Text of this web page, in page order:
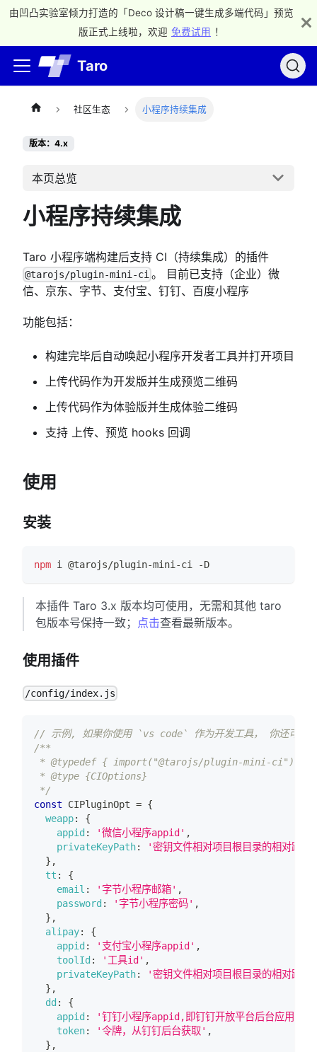
由凹凸实验室倾力打造的「Deco 设计稿一键生成多端代码」预览
版正式上线啦，欢迎 免费试用 ！
Taro
社区生态 小程序持续集成
版本：4.x
本页总览
小程序持续集成
Taro 小程序端构建后支持 CI（持续集成）的插件
@tarojs/plugin-mini-ci 。 目前已支持（企业）微
信、京东、字节、支付宝、钉钉、百度小程序
功能包括：
构建完毕后自动唤起小程序开发者工具并打开项目
上传代码作为开发版并生成预览二维码
上传代码作为体验版并生成体验二维码
支持 上传、预览 hooks 回调
使用
安装
npm i @tarojs/plugin-mini-ci -D
本插件 Taro 3.x 版本均可使用，无需和其他 taro
包版本号保持一致； 点击查看最新版本。
使用插件
/config/index.js
// 示例, 如果你使用 `vs code` 作为开发工具， 你还可以使
/**
* @typedef { import("@tarojs/plugin-mini-
* @type {CIOptions}
*/
const
CIPluginOpt = {
weapp:
{
appid : '微信小程序appid' ,
privateKeyPath:
'密钥文件相对项目根目录的相对
} ,
tt :
{
email : '字节小程序邮箱' ,
password : '字节小程序密码' ,
} ,
alipay:
{
appid : '支付宝小程序appid' ,
toolId : '工具id' ,
privateKeyPath:
'密钥文件相对项目根目录的相对
} ,
dd :
{
appid :
'钉钉小程序appid,即钉钉开放平台后台应用管
token: '令牌，从钉钉后台获取' ,
} ,